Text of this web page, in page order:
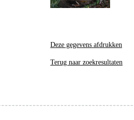
Deze gegevens afdrukken
Terug naar zoekresultaten